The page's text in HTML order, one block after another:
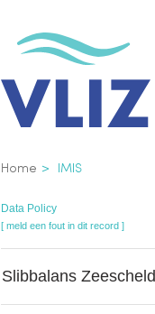
Kruimelpad
Home IMIS
Data Policy
[ meld een fout in dit record ]
Slibbalans